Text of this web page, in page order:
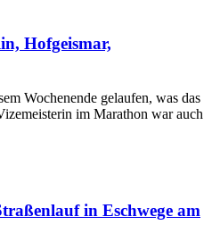
Hofgeismar,
Wochenende gelaufen, was das
im Marathon war auch
in Eschwege am